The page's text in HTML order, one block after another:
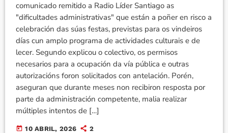
comunicado remitido a Radio Líder Santiago as
"dificultades administrativas" que están a poñer en risco a
celebración das súas festas, previstas para os vindeiros
días cun amplo programa de actividades culturais e de
lecer. Segundo explicou o colectivo, os permisos
necesarios para a ocupación da vía pública e outras
autorizacións foron solicitados con antelación. Porén,
aseguran que durante meses non recibiron resposta por
parte da administración competente, malia realizar
múltiples intentos de […]
today 10 ABRIL, 2026 2